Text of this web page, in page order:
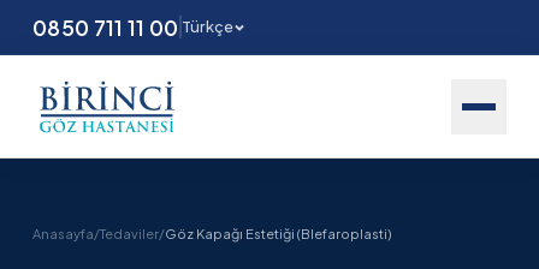
0850 711 11 00 Türkçe
Anasayfa/Tedaviler/Göz Kapağı Estetiği (Blefaroplasti)